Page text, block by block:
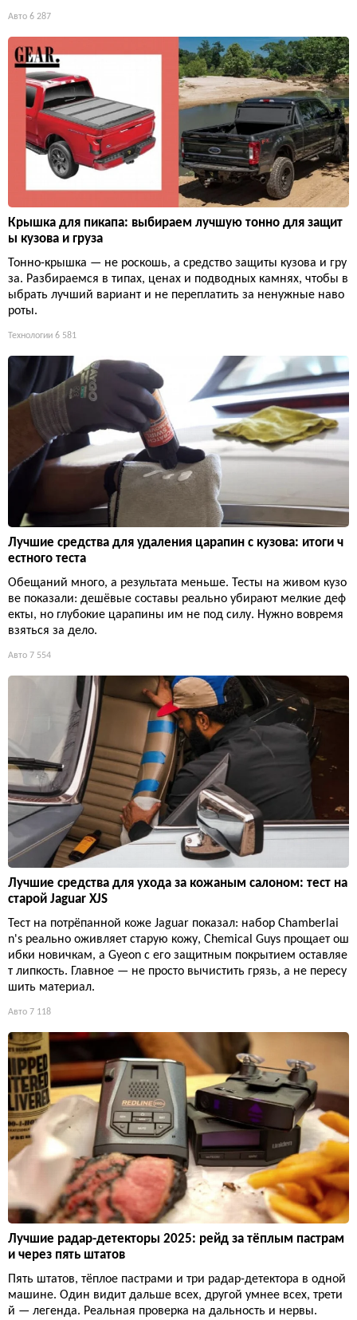
Авто 6 287
Крышка для пикапа: выбираем лучшую тонно для защит
ы кузова и груза
Тонно-крышка — не роскошь, а средство защиты кузова и гру
за. Разбираемся в типах, ценах и подводных камнях, чтобы в
ыбрать лучший вариант и не переплатить за ненужные наво
роты.
Технологии 6 581
Лучшие средства для удаления царапин с кузова: итоги ч
естного теста
Обещаний много, а результата меньше. Тесты на живом кузо
ве показали: дешёвые составы реально убирают мелкие деф
екты, но глубокие царапины им не под силу. Нужно вовремя
взяться за дело.
Авто 7 554
Лучшие средства для ухода за кожаным салоном: тест на
старой Jaguar XJS
Тест на потрёпанной коже Jaguar показал: набор Chamberlai
n's реально оживляет старую кожу, Chemical Guys прощает ош
ибки новичкам, а Gyeon с его защитным покрытием оставляе
т липкость. Главное — не просто вычистить грязь, а не пересу
шить материал.
Авто 7 118
Лучшие радар-детекторы 2025: рейд за тёплым пастрам
и через пять штатов
Пять штатов, тёплое пастрами и три радар-детектора в одной
машине. Один видит дальше всех, другой умнее всех, трети
й — легенда. Реальная проверка на дальность и нервы.